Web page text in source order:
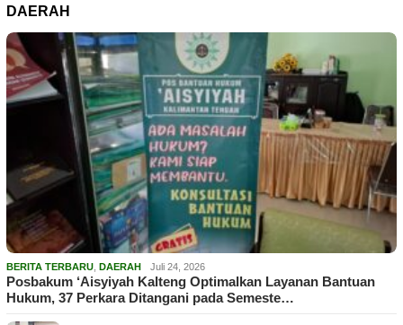
DAERAH
BERITA TERBARU DAERAH Juli 24, 2026
Posbakum ‘Aisyiyah Kalteng Optimalkan Layanan Bantuan
Hukum, 37 Perkara Ditangani pada Semeste…